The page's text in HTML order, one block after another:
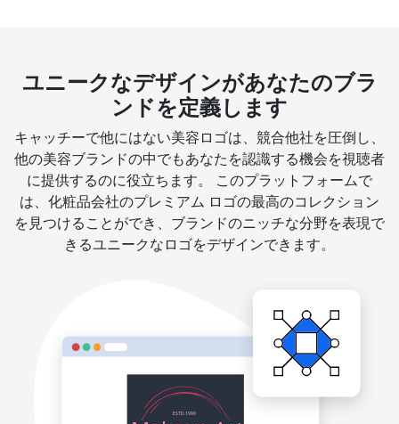
ユニークなデザインがあなたのブラ
ンドを定義します
キャッチーで他にはない美容ロゴは、競合他社を圧倒し、
他の美容ブランドの中でもあなたを認識する機会を視聴者
に提供するのに役立ちます。 このプラットフォームで
は、化粧品会社のプレミアム ロゴの最高のコレクション
を見つけることができ、ブランドのニッチな分野を表現で
きるユニークなロゴをデザインできます。